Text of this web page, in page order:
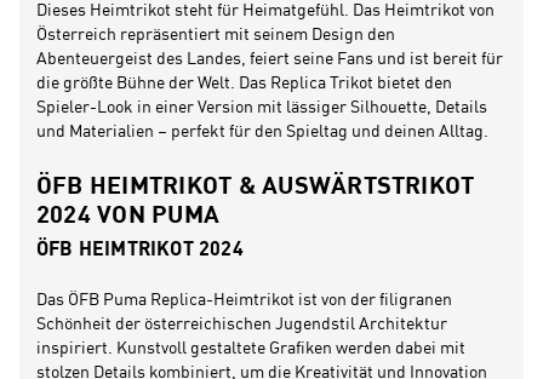
Dieses Heimtrikot steht für Heimatgefühl. Das Heimtrikot von
Österreich repräsentiert mit seinem Design den
Abenteuergeist des Landes, feiert seine Fans und ist bereit für
die größte Bühne der Welt. Das Replica Trikot bietet den
Spieler-Look in einer Version mit lässiger Silhouette, Details
und Materialien – perfekt für den Spieltag und deinen Alltag.
ÖFB HEIMTRIKOT & AUSWÄRTSTRIKOT
2024 VON PUMA
ÖFB HEIMTRIKOT 2024
Das ÖFB Puma Replica-Heimtrikot ist von der filigranen
Schönheit der österreichischen Jugendstil Architektur
inspiriert. Kunstvoll gestaltete Grafiken werden dabei mit
stolzen Details kombiniert, um die Kreativität und Innovation